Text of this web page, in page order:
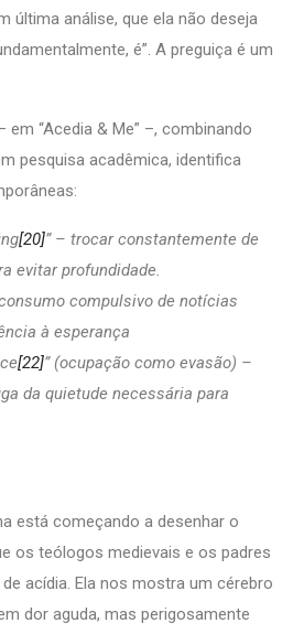
última análise, que ela não deseja
é”. A preguiça é um
em “Acedia & Me” –, combinando
pesquisa acadêmica, identifica
[20]” – trocar constantemente de
evitar profundidade.
compulsivo de notícias
à esperança
[22]” (ocupação como evasão) –
da quietude necessária para
está começando a desenhar o
os teólogos medievais e os padres
acídia. Ela nos mostra um cérebro
dor aguda, mas perigosamente